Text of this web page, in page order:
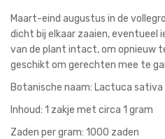
Maart-eind augustus in de
dicht bij elkaar zaaien, eventueel
van de plant intact, om opnieuw
geschikt om gerechten mee te
Botanische naam: Lactuca sativa
Inhoud: 1 zakje met circa 1 gram
Zaden per gram: 1000 zaden